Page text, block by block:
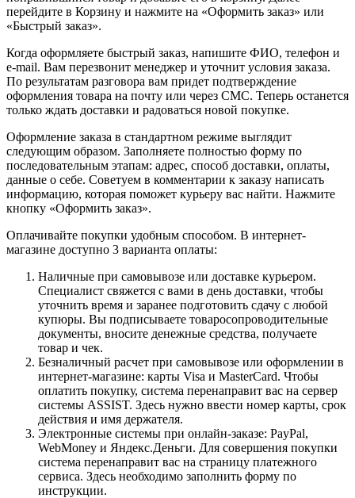
перейдите в Корзину и нажмите на «Оформить заказ» или
«Быстрый заказ».
Когда оформляете быстрый заказ, напишите ФИО, телефон и
e-mail. Вам перезвонит менеджер и уточнит условия заказа.
По результатам разговора вам придет подтверждение
оформления товара на почту или через СМС. Теперь останется
только ждать доставки и радоваться новой покупке.
Оформление заказа в стандартном режиме выглядит
следующим образом. Заполняете полностью форму по
последовательным этапам: адрес, способ доставки, оплаты,
данные о себе. Советуем в комментарии к заказу написать
информацию, которая поможет курьеру вас найти. Нажмите
кнопку «Оформить заказ».
Оплачивайте покупки удобным способом. В интернет-
магазине доступно 3 варианта оплаты:
Наличные при самовывозе или доставке курьером.
Специалист свяжется с вами в день доставки, чтобы
уточнить время и заранее подготовить сдачу с любой
купюры. Вы подписываете товаросопроводительные
документы, вносите денежные средства, получаете
товар и чек.
Безналичный расчет при самовывозе или оформлении в
интернет-магазине: карты Visa и MasterCard. Чтобы
оплатить покупку, система перенаправит вас на сервер
системы ASSIST. Здесь нужно ввести номер карты, срок
действия и имя держателя.
Электронные системы при онлайн-заказе: PayPal,
WebMoney и Яндекс.Деньги. Для совершения покупки
система перенаправит вас на страницу платежного
сервиса. Здесь необходимо заполнить форму по
инструкции.